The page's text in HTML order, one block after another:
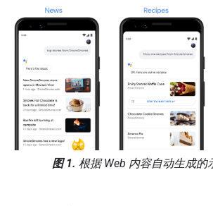
图 1. 根据 Web 内容自动生成的